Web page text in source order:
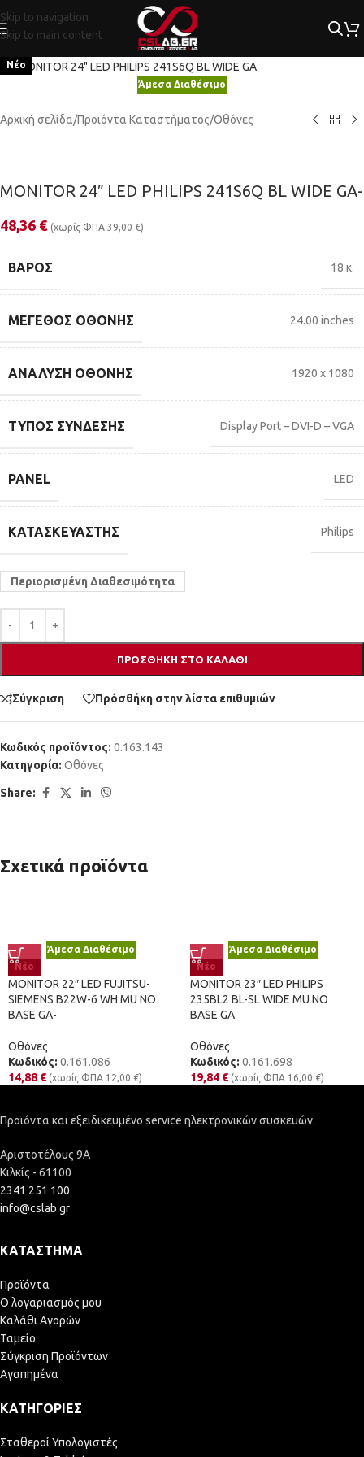
Skip to navigation
Skip to main content
Νέο
Κλικ για μεγέθυνση
Άμεσα Διαθέσιμο
Αρχική σελίδα/Προϊόντα Καταστήματος/Οθόνες
MONITOR 24″ LED PHILIPS 241S6Q BL WIDE GA-
48,36 € (χωρίς ΦΠΑ 39,00 €)
ΒΆΡΟΣ 18 κ.
ΜΈΓΕΘΟΣ ΟΘΌΝΗΣ 24.00 inches
ΑΝΆΛΥΣΗ ΟΘΌΝΗΣ 1920 x 1080
ΤΎΠΟΣ ΣΎΝΔΕΣΗΣ Display Port – DVI-D – VGA
PANEL LED
ΚΑΤΑΣΚΕΥΑΣΤΉΣ Philips
Περιορισμένη Διαθεσιμότητα
ΠΡΟΣΘΉΚΗ ΣΤΟ ΚΑΛΆΘΙ
Σύγκριση Πρόσθήκη στην λίστα επιθυμιών
Κωδικός προϊόντος: 0.163.143
Κατηγορία: Οθόνες
Share:
Σχετικά προϊόντα
Άμεσα Διαθέσιμο
Νέο
MONITOR 22″ LED FUJITSU-
SIEMENS B22W-6 WH MU NO
BASE GA-
Οθόνες
Κωδικός: 0.161.086
14,88 € (χωρίς ΦΠΑ 12,00 €)
Άμεσα Διαθέσιμο
Νέο
MONITOR 23″ LED PHILIPS
235BL2 BL-SL WIDE MU NO
BASE GA
Οθόνες
Κωδικός: 0.161.698
19,84 € (χωρίς ΦΠΑ 16,00 €)
Προϊόντα και εξειδικευμένο service ηλεκτρονικών συσκευών.
Αριστοτέλους 9Α
Κιλκίς - 61100
2341 251 100
info@cslab.gr
ΚΑΤΆΣΤΗΜΑ
Προϊόντα
Ο λογαριασμός μου
Καλάθι Αγορών
Ταμείο
Σύγκριση Προϊόντων
Αγαπημένα
ΚΑΤΗΓΟΡΊΕΣ
Σταθεροί Υπολογιστές